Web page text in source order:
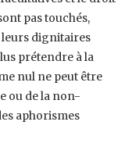
pas touchés,
leurs dignitaires
prétendre à la
nul ne peut être
ou de la non-
aphorismes